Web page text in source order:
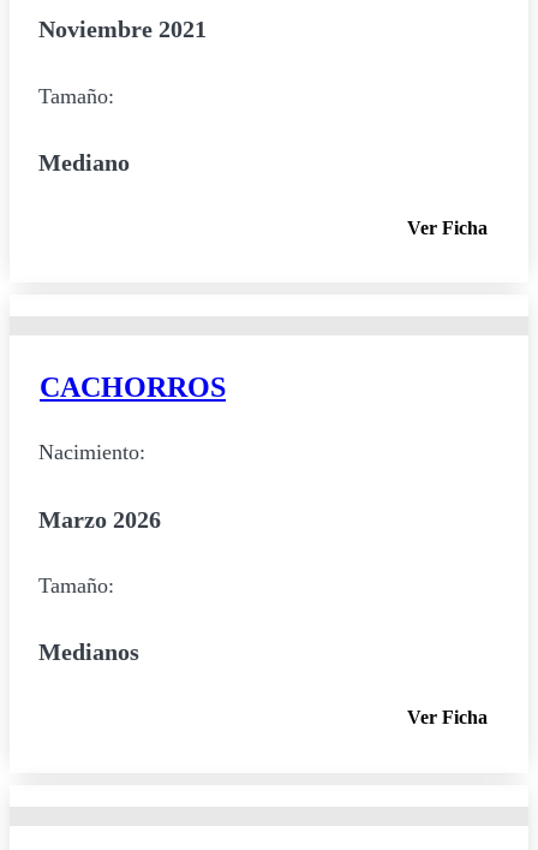
Noviembre 2021
Tamaño:
Mediano
Ver Ficha
CACHORROS
Nacimiento:
Marzo 2026
Tamaño:
Medianos
Ver Ficha